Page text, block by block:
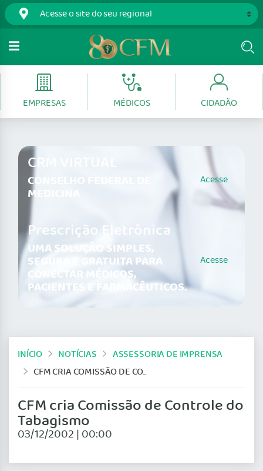
EMPRESAS MÉDICOS CIDADÃO
CRM VIRTUAL
CONSELHO FEDERAL DE
MEDICINA
Acesse
Prescrição Eletrônica
UMA SOLUÇÃO SIMPLES,
SEGURA E GRATUITA PARA
CONECTAR MÉDICOS,
PACIENTES E FARMACÊUTICOS.
Acesse
INÍCIO NOTÍCIAS
ASSESSORIA DE IMPRENSA
CFM CRIA COMISSÃO DE CONTROLE DO TABAGISMO
CFM cria Comissão de Controle do
Tabagismo
03/12/2002 | 00:00